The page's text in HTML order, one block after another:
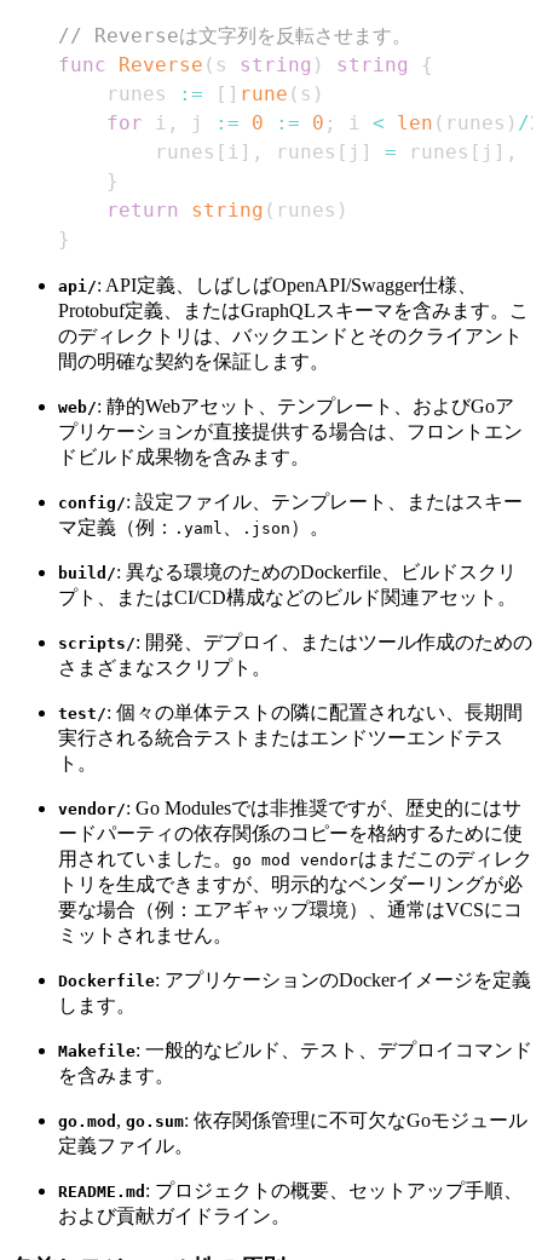
// Reverseは文字列を反転させます。
func
Reverse ( s string ) string
{
    runes
:= [ ] rune ( s )
for i , j := 0 := 0 ; i < len ( runes ) /2
        runes
[ i ] , runes [ j ] = runes [ j ] ,
}
return
string ( runes )
}
api/: API定義、しばしばOpenAPI/Swagger仕様、
Protobuf定義、またはGraphQLスキーマを含みます。こ
のディレクトリは、バックエンドとそのクライアント
間の明確な契約を保証します。
web/: 静的Webアセット、テンプレート、およびGoア
プリケーションが直接提供する場合は、フロントエン
ドビルド成果物を含みます。
config/: 設定ファイル、テンプレート、またはスキー
マ定義（例：
.yaml .json ）。
build/: 異なる環境のためのDockerfile、ビルドスクリ
プト、またはCI/CD構成などのビルド関連アセット。
scripts/: 開発、デプロイ、またはツール作成のための
さまざまなスクリプト。
test/: 個々の単体テストの隣に配置されない、長期間
実行される統合テストまたはエンドツーエンドテス
ト。
vendor/: Go Modulesでは非推奨ですが、歴史的にはサ
ードパーティの依存関係のコピーを格納するために使
用されていました。 go mod vendorはまだこのディレク
トリを生成できますが、明示的なベンダーリングが必
要な場合（例：エアギャップ環境）、通常はVCSにコ
ミットされません。
Dockerfile: アプリケーションのDockerイメージを定義
します。
Makefile: 一般的なビルド、テスト、デプロイコマンド
を含みます。
go.mod , go.sum: 依存関係管理に不可欠なGoモジュール
定義ファイル。
README.md : プロジェクトの概要、セットアップ手順、
および貢献ガイドライン。